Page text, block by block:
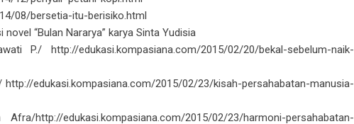
08/bersetia-itu-berisiko.html
“Bulan Nararya” karya Sinta Yudisia
P./ http://edukasi.kompasiana.com/2015/02/20/bekal-sebelum-naik-
edukasi.kompasiana.com/2015/02/23/kisah-persahabatan-manusia-
http://edukasi.kompasiana.com/2015/02/23/harmoni-persahabatan-